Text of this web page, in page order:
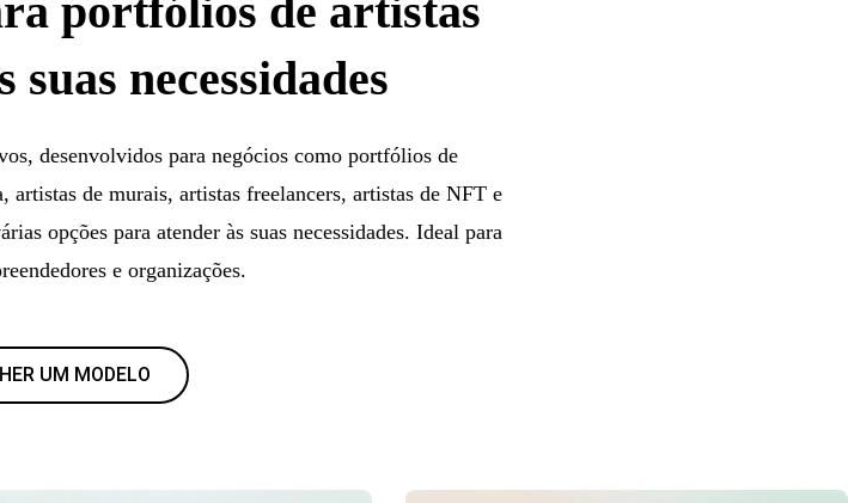
portfólios de artistas
suas necessidades
desenvolvidos para negócios como portfólios de
de murais, artistas freelancers, artistas de NFT e
opções para atender às suas necessidades. Ideal para
e organizações.
UM MODELO